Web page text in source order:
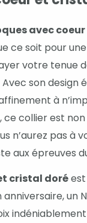
avec
ce soit pour
votre tenue
son design
à
collier est
n’aurez pas à
aux épreuves
cristal doré
un
indéniablement